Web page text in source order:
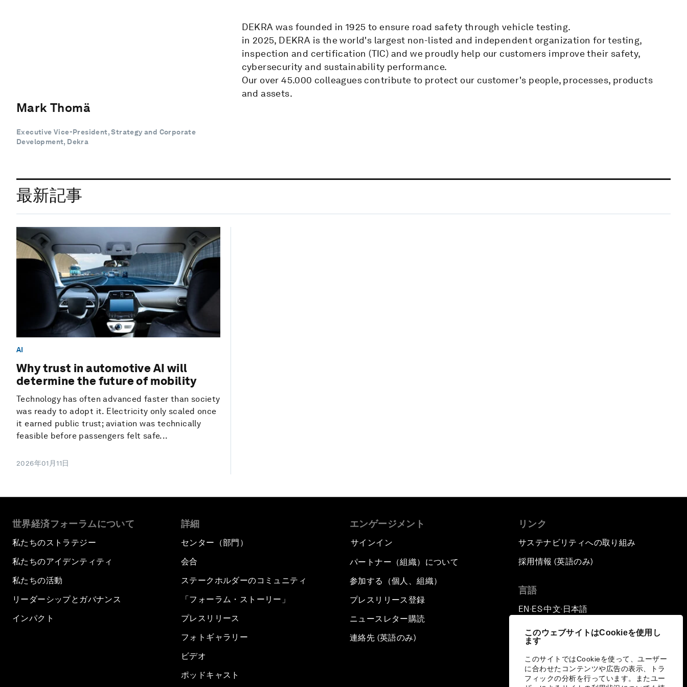
このウェブサイトはCookieを使用し
ます
このサイトではCookieを使って、ユーザー
に合わせたコンテンツや広告の表示、トラ
フィックの分析を行っています。またユー
Mark Thomä
Executive Vice-President, Strategy and Corporate
Development, Dekra
DEKRA was founded in 1925 to ensure road safety through vehicle testing.
in 2025, DEKRA is the world's largest non-listed and independent organization for testing,
inspection and certification (TIC) and we proudly help our customers improve their safety,
cybersecurity and sustainability performance.
Our over 45.000 colleagues contribute to protect our customer's people, processes, products
and assets.
最新記事
AI
Why trust in automotive AI will
determine the future of mobility
Technology has often advanced faster than society
was ready to adopt it. Electricity only scaled once
it earned public trust; aviation was technically
feasible before passengers felt safe...
2026年01月11日
世界経済フォーラムについて
私たちのストラテジー
私たちのアイデンティティ
私たちの活動
リーダーシップとガバナンス
インパクト
詳細
センター（部門）
会合
ステークホルダーのコミュニティ
「フォーラム・ストーリー」
プレスリリース
フォトギャラリー
ビデオ
ポッドキャスト
エンゲージメント
サインイン
パートナー（組織）について
参加する（個人、組織）
プレスリリース登録
ニュースレター購読
連絡先 (英語のみ)
リンク
サステナビリティへの取り組み
採用情報 (英語のみ)
言語
EN ▪ ES▪中文▪ 日本語